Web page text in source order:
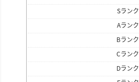
Sランク
Aランク
Bランク
Cランク
Dランク